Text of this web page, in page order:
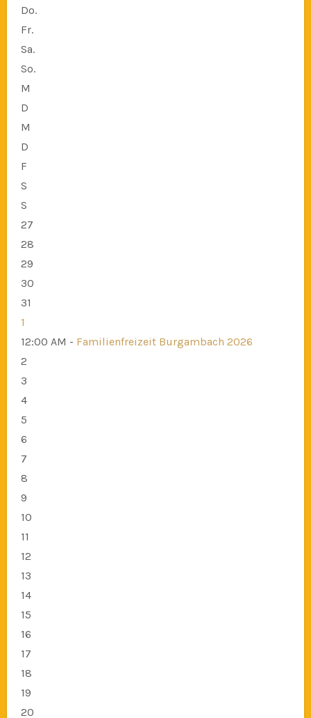
Do.
Fr.
Sa.
So.
M
D
M
D
F
S
S
27
28
29
30
31
1
12:00 AM - Familienfreizeit Burgambach 2026
2
3
4
5
6
7
8
9
10
11
12
13
14
15
16
17
18
19
20